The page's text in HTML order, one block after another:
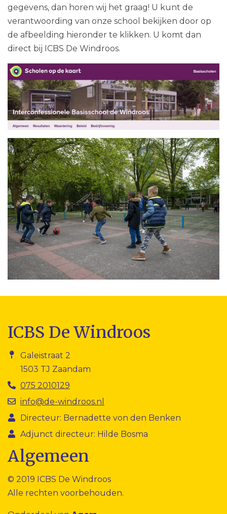
gegevens, dan horen wij het graag! U kunt de
verantwoording van onze school bekijken door op
de afbeelding hieronder te klikken. U komt dan
direct bij ICBS De Windroos.
ICBS De Windroos
Galeistraat 2
1503 TJ Zaandam
075 2010129
info@de-windroos.nl
Directeur: Bernadette von den Benken
Adjunct directeur: Hilde Bosma
Algemeen
© 2019 ICBS De Windroos
Alle rechten voorbehouden.